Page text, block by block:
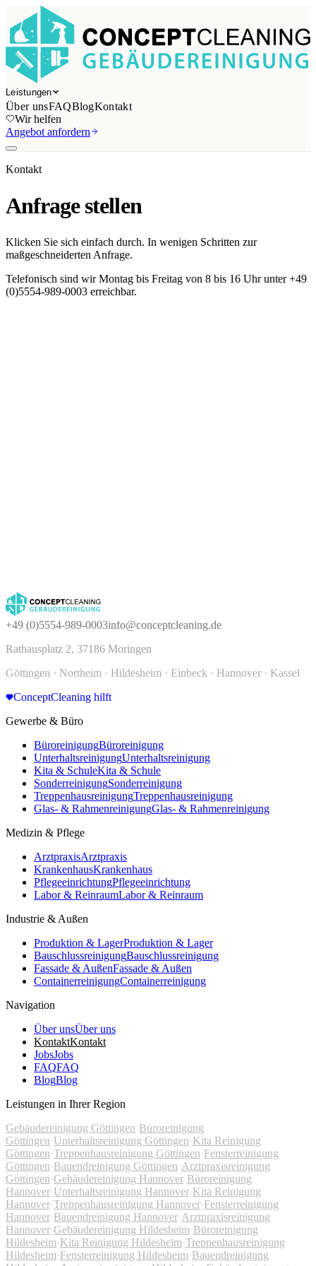
Leistungen
Über unsFAQBlogKontakt
Wir helfen
Angebot anfordern
Kontakt
Anfrage stellen
Klicken Sie sich einfach durch. In wenigen Schritten zur
maßgeschneiderten Anfrage.
Telefonisch sind wir Montag bis Freitag von 8 bis 16 Uhr unter +49
(0)5554-989-0003 erreichbar.
+49 (0)5554-989-0003info@conceptcleaning.de
Rathausplatz 2, 37186 Moringen
Göttingen · Northeim · Hildesheim · Einbeck · Hannover · Kassel
ConceptCleaning hilft
Gewerbe & Büro
BüroreinigungBüroreinigung
UnterhaltsreinigungUnterhaltsreinigung
Kita & SchuleKita & Schule
SonderreinigungSonderreinigung
TreppenhausreinigungTreppenhausreinigung
Glas- & RahmenreinigungGlas- & Rahmenreinigung
Medizin & Pflege
ArztpraxisArztpraxis
KrankenhausKrankenhaus
PflegeeinrichtungPflegeeinrichtung
Labor & ReinraumLabor & Reinraum
Industrie & Außen
Produktion & LagerProduktion & Lager
BauschlussreinigungBauschlussreinigung
Fassade & AußenFassade & Außen
ContainerreinigungContainerreinigung
Navigation
Über unsÜber uns
KontaktKontakt
JobsJobs
FAQFAQ
BlogBlog
Leistungen in Ihrer Region
Gebäudereinigung Göttingen·Büroreinigung
Göttingen·Unterhaltsreinigung Göttingen·Kita Reinigung
Göttingen·Treppenhausreinigung Göttingen·Fensterreinigung
Göttingen·Bauendreinigung Göttingen·Arztpraxisreinigung
Göttingen·Gebäudereinigung Hannover·Büroreinigung
Hannover·Unterhaltsreinigung Hannover·Kita Reinigung
Hannover·Treppenhausreinigung Hannover·Fensterreinigung
Hannover·Bauendreinigung Hannover·Arztpraxisreinigung
Hannover·Gebäudereinigung Hildesheim·Büroreinigung
Hildesheim·Kita Reinigung Hildesheim·Treppenhausreinigung
Hildesheim·Fensterreinigung Hildesheim·Bauendreinigung